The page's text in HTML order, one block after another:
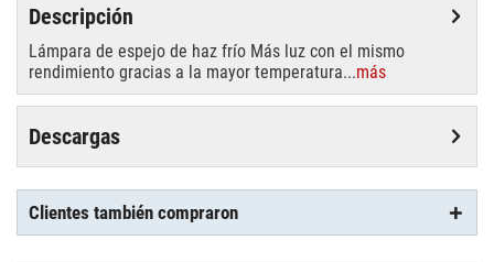
Descripción
Lámpara de espejo de haz frío Más luz con el mismo
rendimiento gracias a la mayor temperatura...más
Descargas
Clientes también compraron